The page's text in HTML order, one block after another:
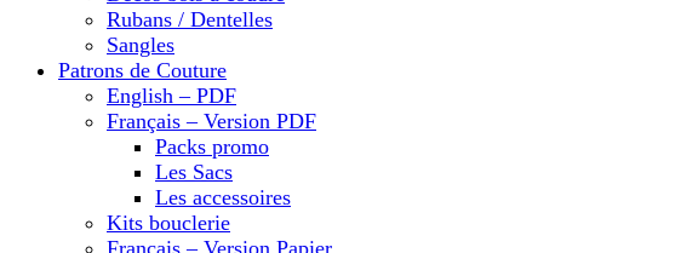
Rubans / Dentelles
Sangles
Patrons de Couture
English – PDF
Français – Version PDF
Packs promo
Les Sacs
Les accessoires
Kits bouclerie
Français – Version Papier